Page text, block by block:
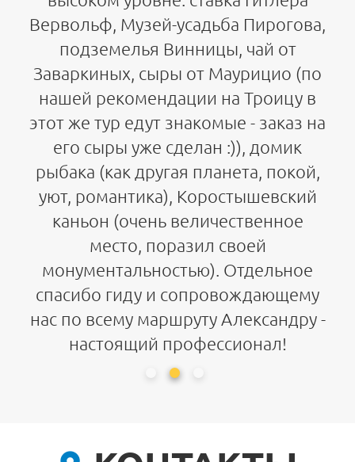
Вервольф, Музей-усадьба Пирогова,
подземелья Винницы, чай от
Заваркиных, сыры от Маурицио (по
нашей рекомендации на Троицу в
этот же тур едут знакомые - заказ на
его сыры уже сделан :)), домик
рыбака (как другая планета, покой,
уют, романтика), Коростышевский
каньон (очень величественное
место, поразил своей
монументальностью). Отдельное
спасибо гиду и сопровождающему
нас по всему маршруту Александру -
настоящий профессионал!